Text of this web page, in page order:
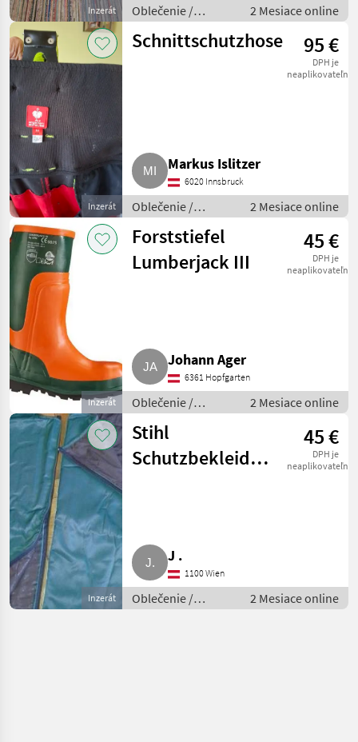
Inzerát
Oblečenie /
Lesnícke oblečenie
2 Mesiace online
Inzerát
Schnittschutzhose 95 €
DPH je
neaplikovateľné
Markus Islitzer
6020 Innsbruck
Oblečenie /
Lesnícke oblečenie
2 Mesiace online
Inzerát
Forststiefel
Lumberjack III
45 €
DPH je
neaplikovateľné
Johann Ager
6361 Hopfgarten
Oblečenie /
Lesnícke oblečenie
2 Mesiace online
Inzerát
Stihl
Schutzbekleidung
45 €
DPH je
neaplikovateľné
J .
1100 Wien
Oblečenie /
Lesnícke oblečenie
2 Mesiace online